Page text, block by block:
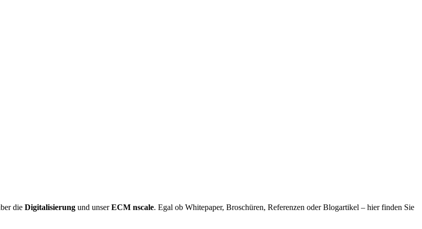
die Digitalisierung und unserECM nscale. Egal ob Whitepaper, Broschüren, Referenzen oder Blogartikel – hier finden Sie